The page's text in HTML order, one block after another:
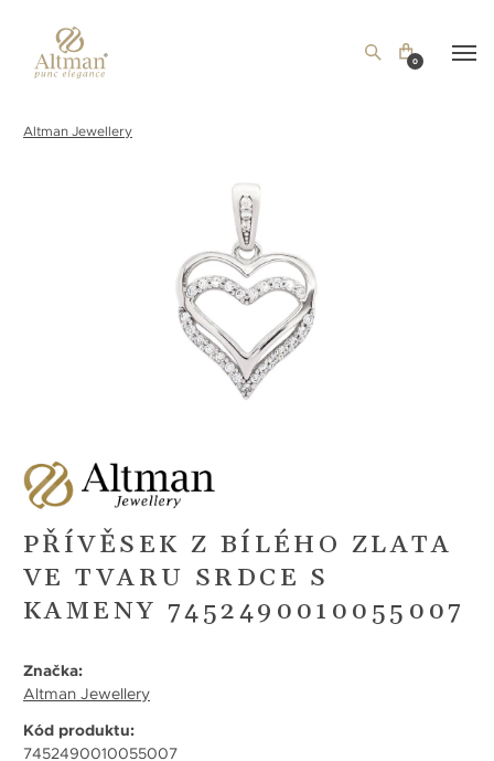
0
Altman Jewellery
PŘÍVĚSEK Z BÍLÉHO ZLATA
VE TVARU SRDCE S
KAMENY 7452490010055007
Značka:
Altman Jewellery
Kód produktu:
7452490010055007